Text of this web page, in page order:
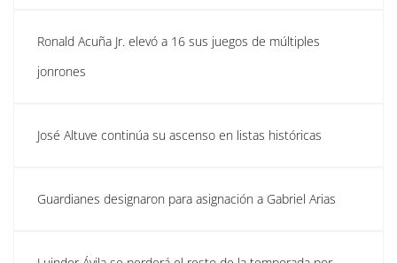
Ronald Acuña Jr. elevó a 16 sus juegos de múltiples
jonrones
José Altuve continúa su ascenso en listas históricas
Guardianes designaron para asignación a Gabriel Arias